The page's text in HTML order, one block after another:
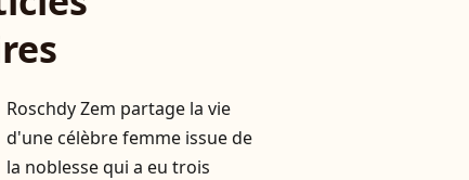
Roschdy Zem partage la vie
d'une célèbre femme issue de
la noblesse qui a eu trois